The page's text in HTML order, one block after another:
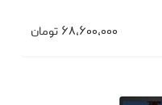
۶۸،۶۰۰،۰۰۰ تومان